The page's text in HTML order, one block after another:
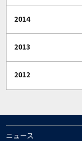
2014
2013
2012
ニュース